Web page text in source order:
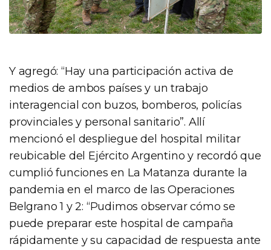
Y agregó: “Hay una participación activa de
medios de ambos países y un trabajo
interagencial con buzos, bomberos, policías
provinciales y personal sanitario”. Allí
mencionó el despliegue del hospital militar
reubicable del Ejército Argentino y recordó que
cumplió funciones en La Matanza durante la
pandemia en el marco de las Operaciones
Belgrano 1 y 2: “Pudimos observar cómo se
puede preparar este hospital de campaña
rápidamente y su capacidad de respuesta ante